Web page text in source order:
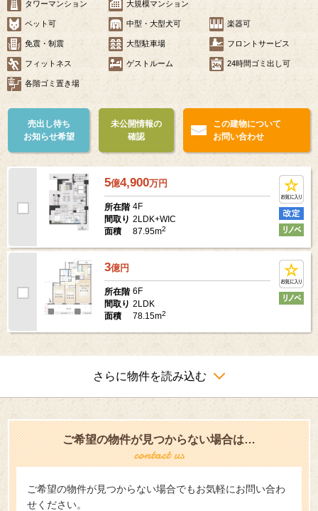
タワーマンション 大規模マンション
ペット可 中型・大型犬可 楽器可
免震・制震 大型駐車場 フロントサービス
フィットネス ゲストルーム 24時間ゴミ出し可
各階ゴミ置き場
売出し待ち
お知らせ希望
未公開情報の
確認
この建物について
お問い合わせ
5億4,900万円
所在階 4F
間取り 2LDK+WIC
面積
87.95m2
3億円
所在階 6F
間取り 2LDK
面積
78.15m2
さらに物件を読み込む
ご希望の物件が見つからない場合は…
ご希望の物件が見つからない場合でもお気軽にお問い合わ
せください。